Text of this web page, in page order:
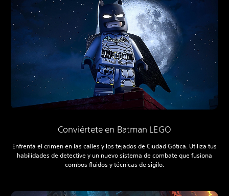
Conviértete en Batman LEGO
Enfrenta el crimen en las calles y los tejados de Ciudad Gótica. Utiliza tus
habilidades de detective y un nuevo sistema de combate que fusiona
combos fluidos y técnicas de sigilo.